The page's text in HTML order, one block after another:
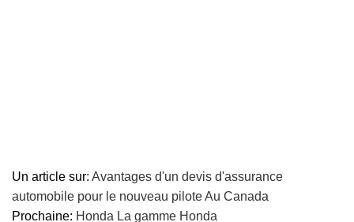
Un article sur: Avantages d'un devis d'assurance
automobile pour le nouveau pilote Au Canada
Prochaine: Honda La gamme Honda